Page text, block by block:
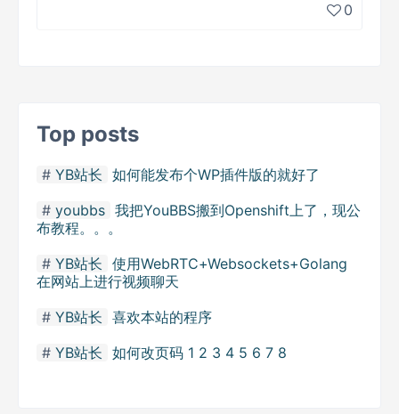
0
Top posts
YB站长 如何能发布个WP插件版的就好了
youbbs 我把YouBBS搬到Openshift上了，现公
布教程。。。
YB站长 使用WebRTC+Websockets+Golang
在网站上进行视频聊天
YB站长 喜欢本站的程序
YB站长 如何改页码 1 2 3 4 5 6 7 8